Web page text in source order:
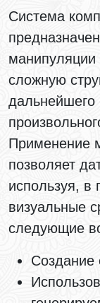
Система
сложную
дальнейшего
Применение
позволяет
используя, в
визуальные
следующие
Создание